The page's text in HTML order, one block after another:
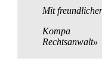
Mit
Kompa
Rechtsanwalt»